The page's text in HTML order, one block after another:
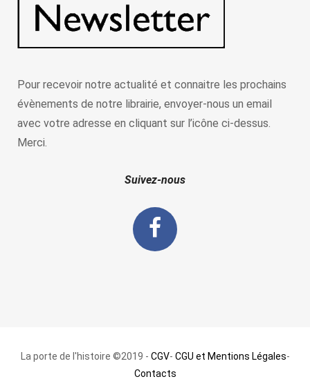
Pour recevoir notre actualité et connaitre les prochains
évènements de notre librairie, envoyer-nous un email
avec votre adresse en cliquant sur l’icône ci-dessus.
Merci.
Suivez-nous
La porte de l'histoire ©2019 - CGV- CGU et Mentions Légales-
Contacts